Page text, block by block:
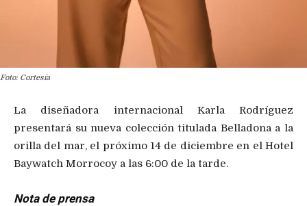
Foto: Cortesía
La diseñadora internacional Karla Rodríguez
presentará su nueva colección titulada Belladona a la
orilla del mar, el próximo 14 de diciembre en el Hotel
Baywatch Morrocoy a las 6:00 de la tarde.
Nota de prensa